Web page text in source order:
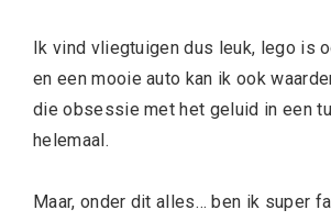
Ik vind vliegtuigen dus leuk, lego is
en een mooie auto kan ik ook
die obsessie met het geluid in een
helemaal.
Maar, onder dit alles… ben ik super